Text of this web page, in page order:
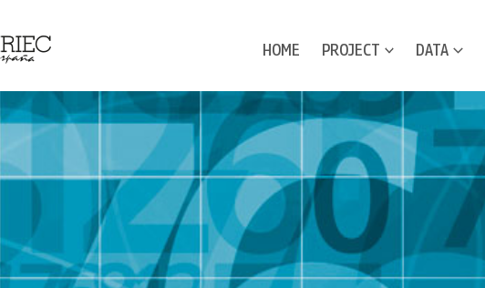
HOME PROJECT DATA